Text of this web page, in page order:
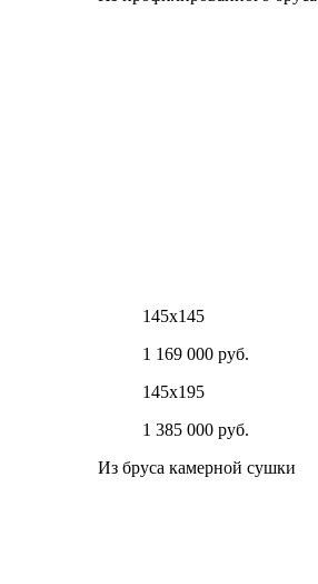
145х145
1 169 000 руб.
145х195
1 385 000 руб.
Из бруса камерной сушки